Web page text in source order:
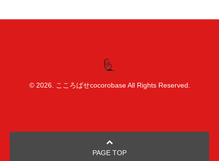
© 2026. こころばせcocorobase All Rights Reserved.
PAGE TOP